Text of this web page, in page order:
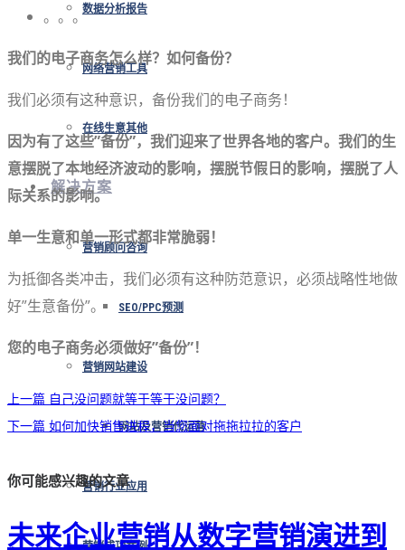
数据分析报告
网络营销工具
在线生意其他
解决方案
营销顾问咨询
SEO/PPC预测
营销网站建设
网站及营销代运营
营销行业应用
营销成功案例
。。。
我们的电子商务怎么样？如何备份？
我们必须有这种意识，备份我们的电子商务！
因为有了这些”备份”，我们迎来了世界各地的客户。我们的生
意摆脱了本地经济波动的影响，摆脱节假日的影响，摆脱了人
际关系的影响。
单一生意和单一形式都非常脆弱！
为抵御各类冲击，我们必须有这种防范意识，必须战略性地做
好”生意备份”。
您的电子商务必须做好”备份”！
上一篇 自己没问题就等于等于没问题？
下一篇 如何加快销售进程，当您面对拖拖拉拉的客户
你可能感兴趣的文章
未来企业营销从数字营销演进到